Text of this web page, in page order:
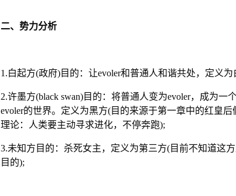
二、势力分析
1.白起方(政府)目的：让evoler和普通人和谐共处，定义为
2.许墨方(black swan)目的：将普通人变为evoler，成为一
evoler的世界。定义为黑方(目的来源于第一章中的红皇后
理论：人类要主动寻求进化，不停奔跑);
3.未知方目的：杀死女主，定义为第三方(目前不知道这
目的);